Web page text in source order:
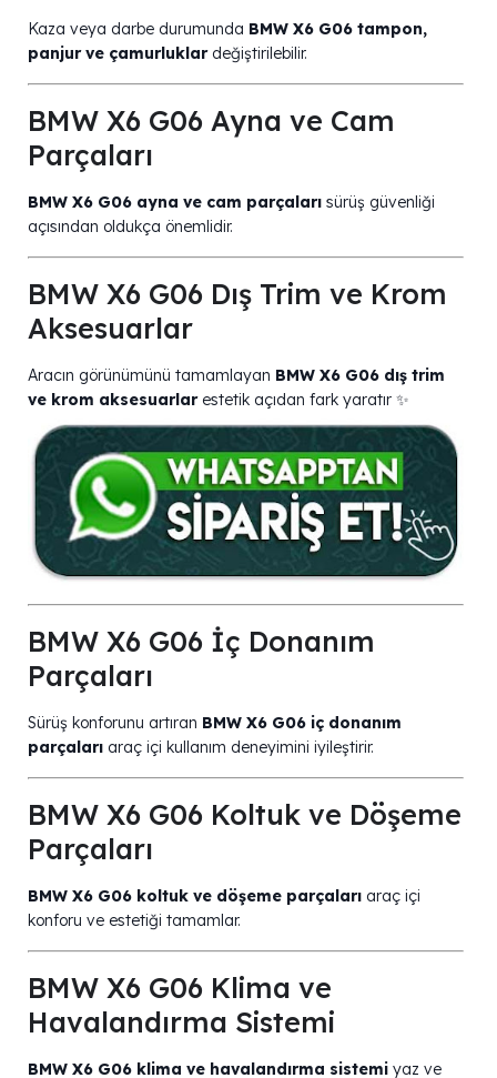
Kaza veya darbe durumunda BMW X6 G06 tampon,
panjur ve çamurluklardeğiştirilebilir.
BMW X6 G06 Ayna ve Cam
Parçaları
BMW X6 G06 ayna ve cam parçaları sürüş güvenliği
açısından oldukça önemlidir.
BMW X6 G06 Dış Trim ve Krom
Aksesuarlar
Aracın görünümünü tamamlayan BMW X6 G06 dış trim
ve krom aksesuarlarestetik açıdan fark yaratır ✨
BMW X6 G06 İç Donanım
Parçaları
Sürüş konforunu artıran BMW X6 G06 iç donanım
parçaları araç içi kullanım deneyimini iyileştirir.
BMW X6 G06 Koltuk ve Döşeme
Parçaları
BMW X6 G06 koltuk ve döşeme parçaları araç içi
konforu ve estetiği tamamlar.
BMW X6 G06 Klima ve
Havalandırma Sistemi
BMW X6 G06 klima ve havalandırma sistemi yaz ve